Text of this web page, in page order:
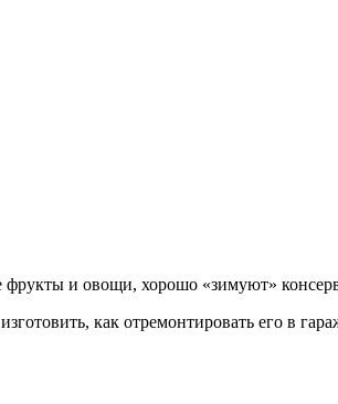
фрукты и овощи, хорошо «зимуют»
как отремонтировать его в